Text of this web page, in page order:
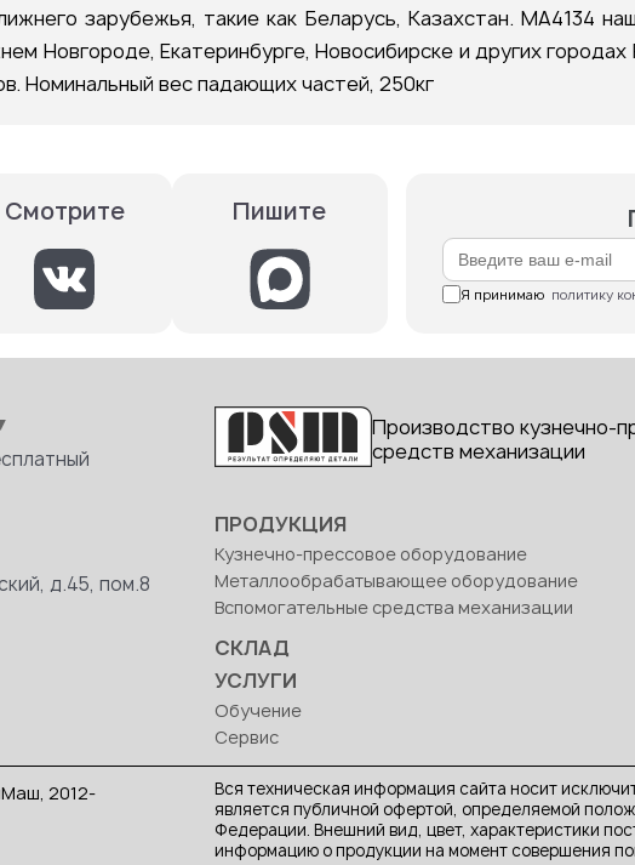
зарубежья, такие как Беларусь, Казахстан. МА4134
Новгороде, Екатеринбурге, Новосибирске и других
Номинальный вес падающих частей, 250кг
Смотрите Пишите
Я принимаю политику
д.45, пом.8
Производство кузнечно-
средств механизации
ПРОДУКЦИЯ
Кузнечно-прессовое оборудование
Металлообрабатывающее оборудование
Вспомогательные средства механизации
СКЛАД
УСЛУГИ
Обучение
Сервис
2012-
Вся техническая информация сайта носит
является публичной офертой, определяемой
Федерации. Внешний вид, цвет, характеристики
информацию о продукции на момент совершения